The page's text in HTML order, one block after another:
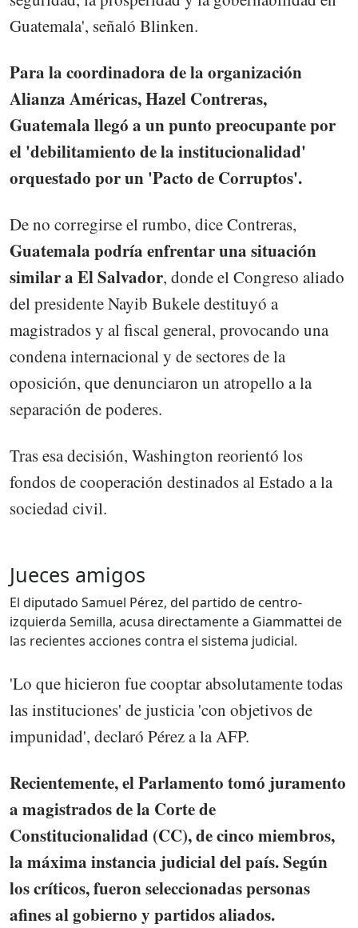
Guatemala', señaló Blinken.
Para la coordinadora de la organización
Alianza Américas, Hazel Contreras,
Guatemala llegó a un punto preocupante por
el 'debilitamiento de la institucionalidad'
orquestado por un 'Pacto de Corruptos'.
De no corregirse el rumbo, dice Contreras,
Guatemala podría enfrentar una situación
similar a El Salvador, donde el Congreso aliado
del presidente Nayib Bukele destituyó a
magistrados y al fiscal general, provocando una
condena internacional y de sectores de la
oposición, que denunciaron un atropello a la
separación de poderes.
Tras esa decisión, Washington reorientó los
fondos de cooperación destinados al Estado a la
sociedad civil.
Jueces amigos
El diputado Samuel Pérez, del partido de centro-
izquierda Semilla, acusa directamente a Giammattei de
las recientes acciones contra el sistema judicial.
'Lo que hicieron fue cooptar absolutamente todas
las instituciones' de justicia 'con objetivos de
impunidad', declaró Pérez a la AFP.
Recientemente, el Parlamento tomó juramento
a magistrados de la Corte de
Constitucionalidad (CC), de cinco miembros,
la máxima instancia judicial del país. Según
los críticos, fueron seleccionadas personas
afines al gobierno y partidos aliados.